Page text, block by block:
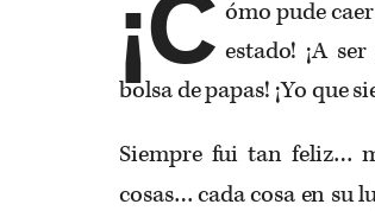
¡C ómo pude
estado! ¡A
bolsa de papas! ¡Yo que
Siempre fui tan feliz…
cosas…cada cosa en su